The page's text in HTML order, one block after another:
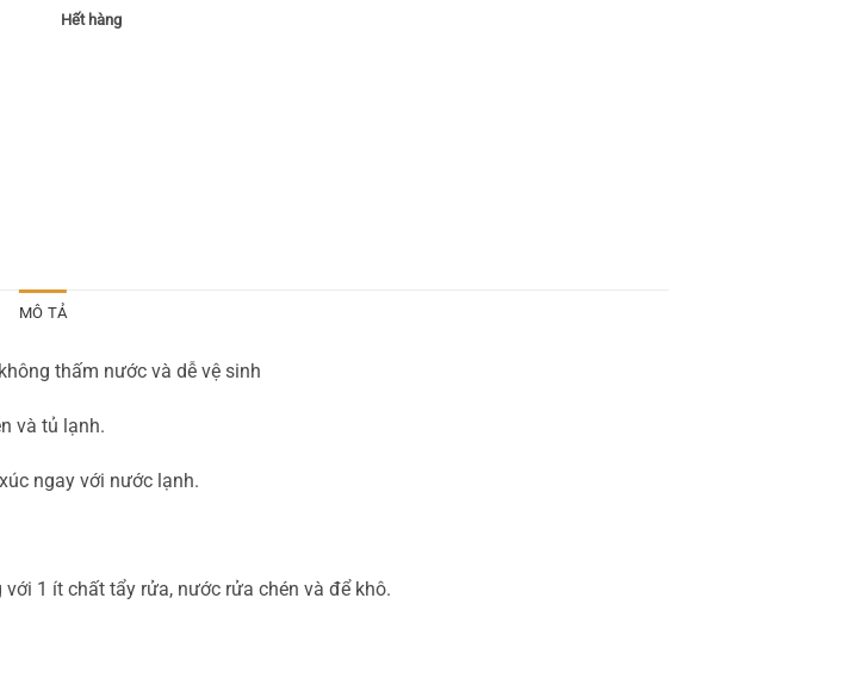
Hết hàng
MÔ TẢ
thấm nước và dễ vệ sinh
và tủ lạnh.
ngay với nước lạnh.
1 ít chất tẩy rửa, nước rửa chén và để khô.